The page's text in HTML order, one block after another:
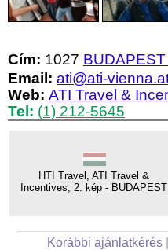
Cím: 1027
Email: ati@ati-
Web: ATI Travel &
Tel: (1) 212-5645
HTI Travel, ATI Travel &
Incentives, 2. kép - BUDAPEST
Korábbi ajánlatkérés|